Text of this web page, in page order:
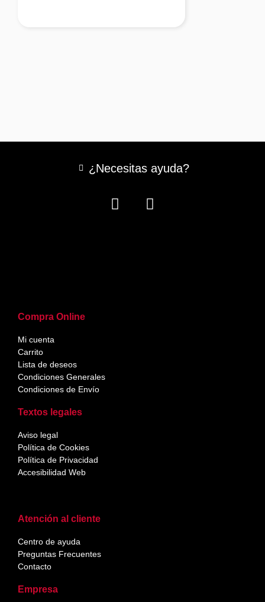
Atención al cliente
Centro de ayuda
Preguntas Frecuentes
Contacto
Empresa
Compra Online
Mi cuenta
Carrito
Lista de deseos
Condiciones Generales
Condiciones de Envío
Textos legales
Aviso legal
Política de Cookies
Política de Privacidad
Accesibilidad Web
¿Necesitas ayuda?